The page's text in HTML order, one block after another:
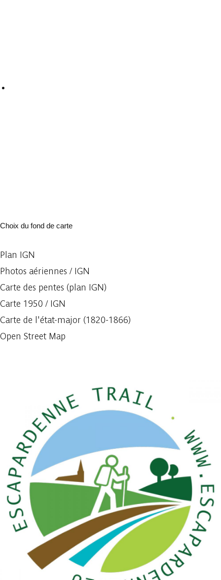
Choix du fond de carte
Plan IGN
Photos aériennes / IGN
Carte des pentes (plan IGN)
Carte 1950 / IGN
Carte de l'état-major (1820-1866)
Open Street Map